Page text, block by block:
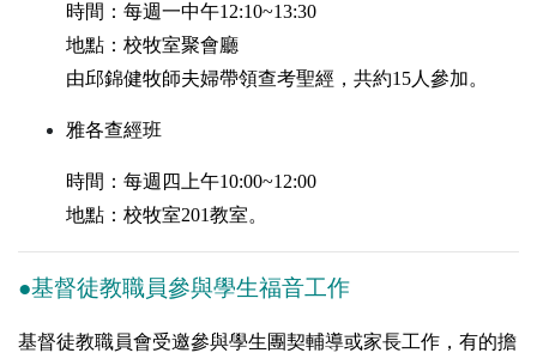
時間：每週一中午12:10~13:30
地點：校牧室聚會廳
由邱錦健牧師夫婦帶領查考聖經，共約15人參加。
雅各查經班
時間：每週四上午10:00~12:00
地點：校牧室201教室。
●基督徒教職員參與學生福音工作
基督徒教職員會受邀參與學生團契輔導或家長工作，有的擔